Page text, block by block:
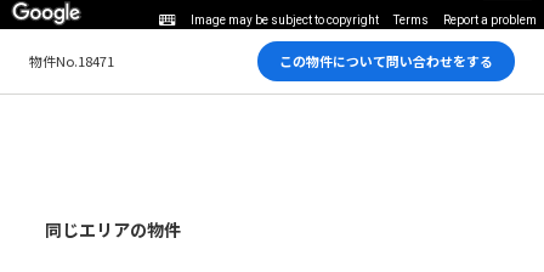
Image may be subject to copyright Terms Report a problem
物件No.18471 この物件について問い合わせをする
同じエリアの物件